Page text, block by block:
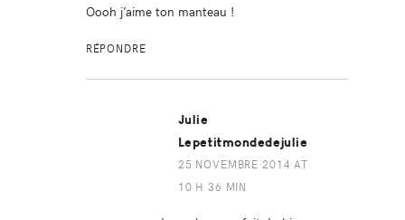
Oooh j’aime ton manteau !
RÉPONDRE
Julie
Lepetitmondedejulie
25 NOVEMBRE 2014 AT
10 H 36 MIN